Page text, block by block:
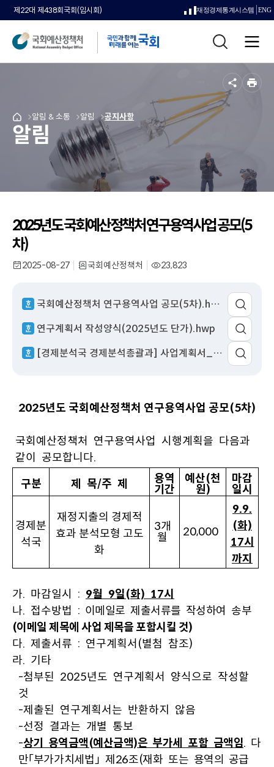
제22대 제438회국회(임시회)
새
으
열
림
재정경제통계시스템 ENG
검
색
전
체
메
뉴
국
회
예
처
인
페
이
지
로
메
뉴
로
알림 & 소통
메
뉴
로
이
동
알림
메
뉴
로
이
동
공지사항
알림
공
인
2025년도 국회예산정책처 연구용역사업 공모(5
차)
작
2025-08-27 부
국회예산정책처 조
23,823
국회예산정책처 연구용역사업 공모(5차).hwp
연구계획서 작성양식(2025년도 단가).hwp
[경제분석국 경제분석총괄과] 사업계획서_재정지출의 경제적 효과 분석모형 고도화.hwp
2025년도 국회예산정책처 연구용역사업 공모(5차)
국회예산정책처 연구용역사업 시행계획을 다음과
같이 공모합니다.
구분
제 목/주 제
용역
기간
예산(천
원)
마감
일시
경제분
석국
재정지출의 경제적
효과 분석모형 고도
화
3개
월
20,000
9.9.
(화)
17시
까지
가. 마감일시 : 9월 9일(화) 17시
나. 접수방법 : 이메일로 제출서류를 작성하여 송부
(이메일 제목에 사업 제목을 포함시킬 것)
다. 제출서류 : 연구계획서(별첨 참조)
라. 기타
-첨부된 2025년도 연구계획서 양식으로 작성할
것
-제출된 연구계획서는 반환하지 않음
-선정 결과는 개별 통보
-상기 용역금액(예산금액)은 부가세 포함 금액임. 다
만「부가가치세법」 제26조(재화 또는 용역의 공급